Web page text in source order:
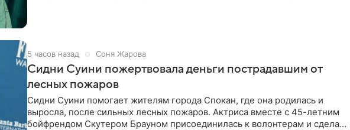
5 часов назад Соня Жарова
Сидни Суини пожертвовала деньги пострадавшим от
лесных пожаров
Сидни Суини помогает жителям города Спокан, где она родилась и
выросла, после сильных лесных пожаров. Актриса вместе с 45-летним
бойфрендом Скутером Брауном присоединилась к волонтерам и сделала